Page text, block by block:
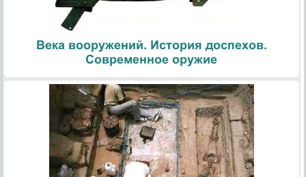
Века вооружений. История доспехов.
Современное оружие